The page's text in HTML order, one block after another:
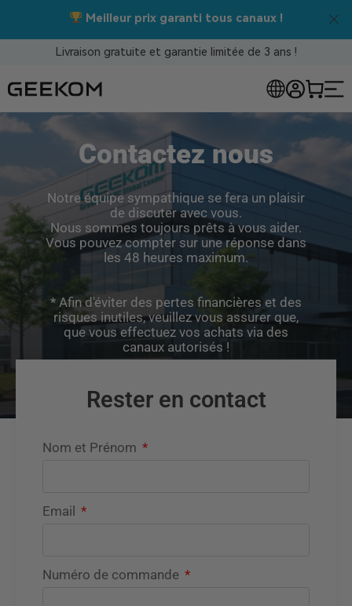
Meilleur prix garanti tous canaux !
Livraison gratuite et garantie limitée de 3 ans !
Contactez nous
Notre équipe sympathique se fera un plaisir
de discuter avec vous.
Nous sommes toujours prêts à vous aider.
Vous pouvez compter sur une réponse dans
les 48 heures maximum.
* Afin d'éviter des pertes financières et des
risques inutiles, veuillez vous assurer que,
que vous effectuez vos achats via des
canaux autorisés !
Rester en contact
Nom et Prénom
Email
Numéro de commande